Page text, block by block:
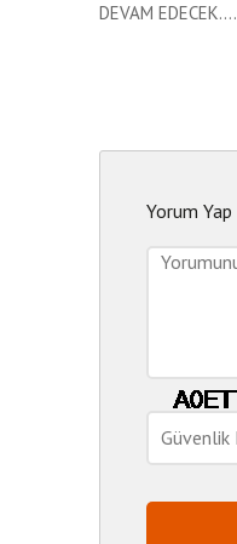
DEVAM EDECEK....
Yorum Yap